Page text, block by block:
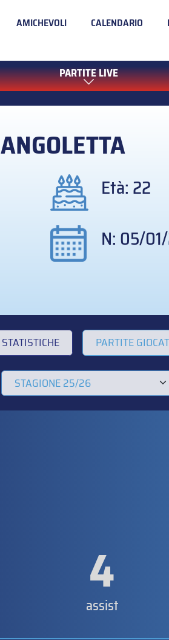
AMICHEVOLI CALENDARIO
PARTITE LIVE
ANGOLETTA
Età: 22
N: 05/
STATISTICHE PARTITE
4
assist